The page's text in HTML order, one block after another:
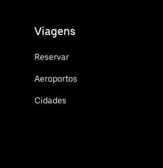
Viagens
Reservar
Aeroportos
Cidades